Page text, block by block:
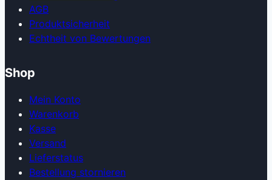
AGB
Produkt­sicherheit
Echtheit von Bewertungen
Shop
Mein Konto
Warenkorb
Kasse
Versand
Lieferstatus
Bestellung stornieren